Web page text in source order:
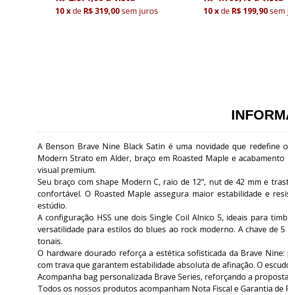
10xde R$ 319,00sem juros 10xde R$ 199,90sem
A Benson Brave Nine Black Satin é uma novidade que redefine
Modern Strato em Alder, braço em Roasted Maple e
visual premium.
Seu braço com shape Modern C, raio de 12", nut de 42 mm e
confortável. O Roasted Maple assegura maior estabilidade e
estúdio.
A configuração HSS une dois Single Coil Alnico 5, ideais para
versatilidade para estilos do blues ao rock moderno. A chave de
tonais.
O hardware dourado reforça a estética sofisticada da Brave
com trava que garantem estabilidade absoluta de afinação. O
Acompanha bag personalizada Brave Series, reforçando a
Todos os nossos produtos acompanham Nota Fiscal e Garantia